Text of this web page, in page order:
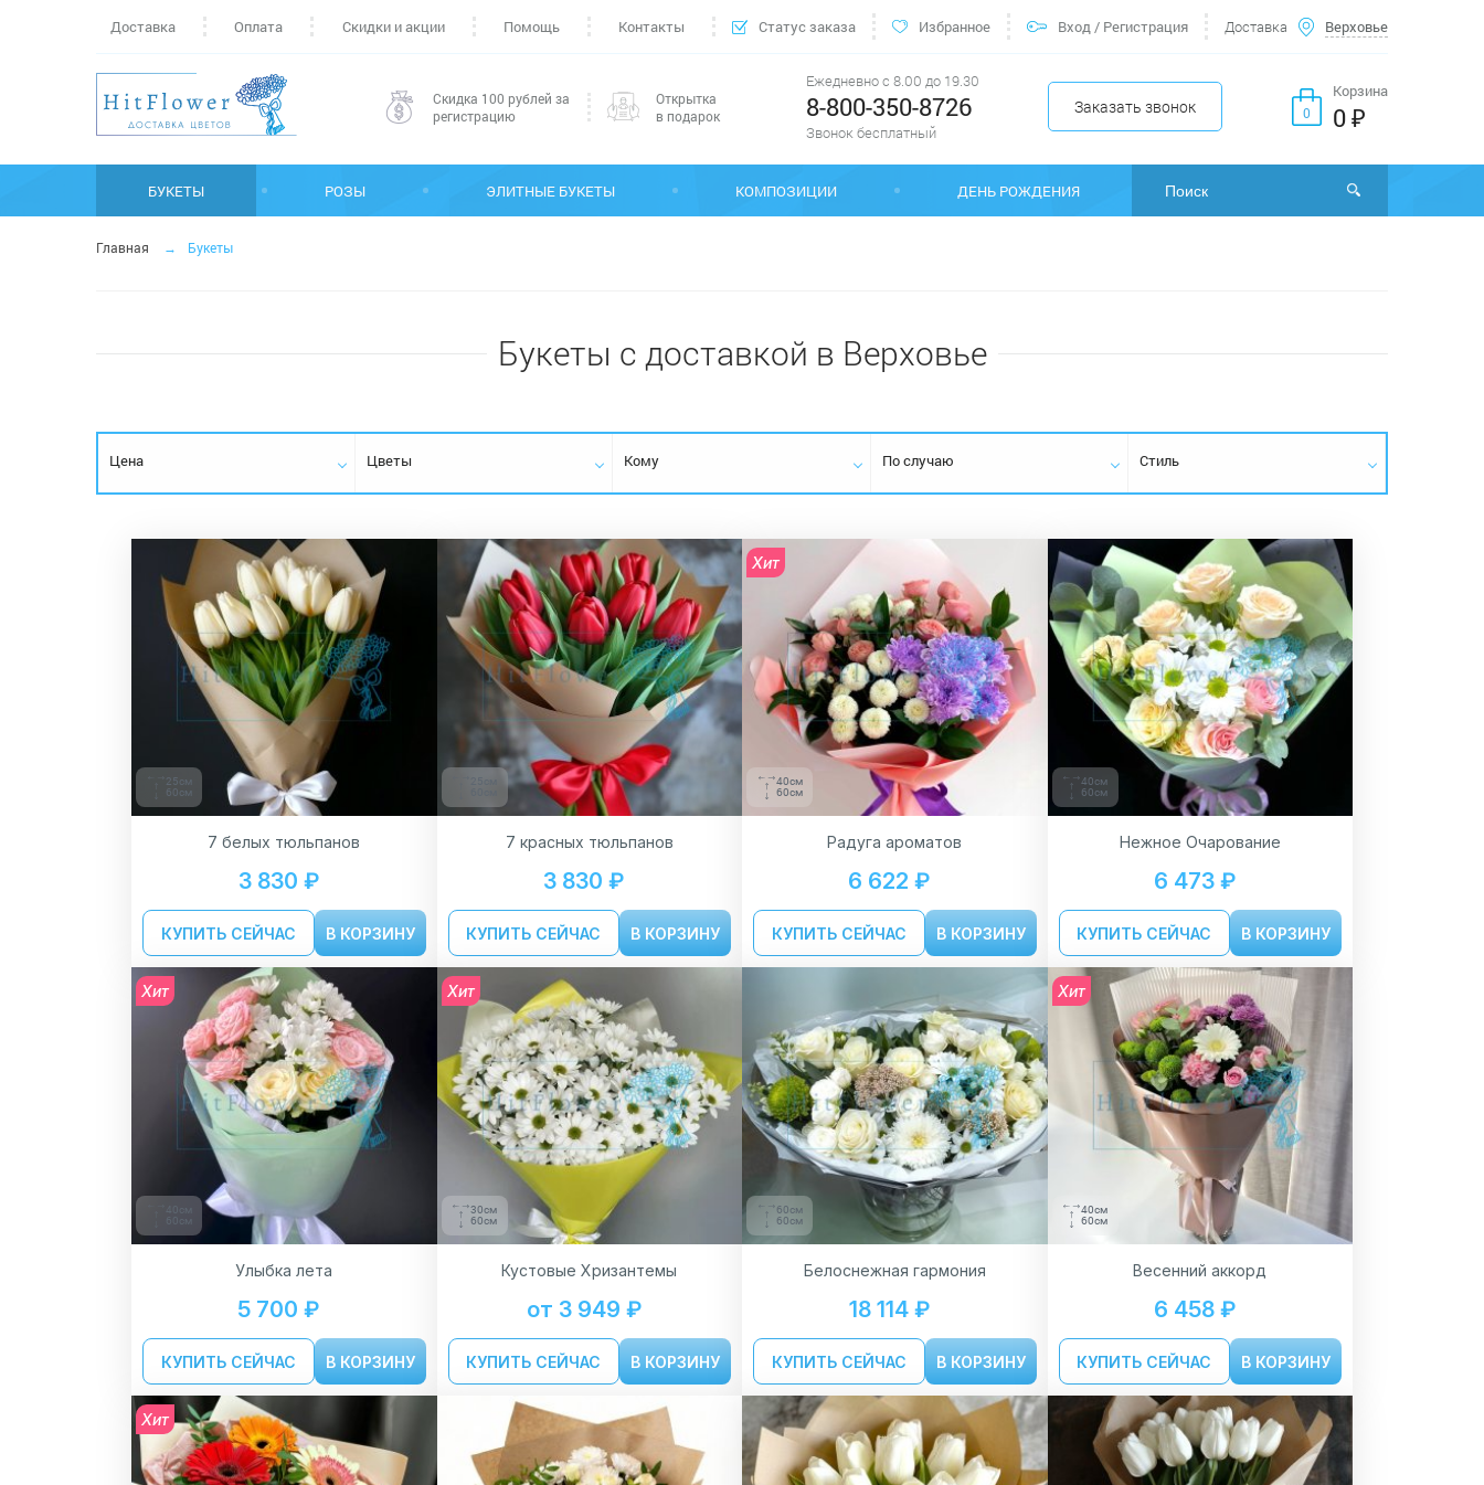
Доставка Оплата Скидки и акции Помощь Контакты Статус заказа Избранное Вход/ Регистрация Доставка Верховье
Скидка 100 рублей за
регистрацию
Открытка
в подарок
Ежедневно с 8.00 до 19.30
8-800-350-8726
Звонок бесплатный
Заказать звонок 0
Корзина
0 ₽
БУКЕТЫ РОЗЫ ЭЛИТНЫЕ БУКЕТЫ КОМПОЗИЦИИ ДЕНЬ РОЖДЕНИЯ
Главная Букеты
Букеты с доставкой в Верховье
Цена Цветы Кому По случаю Стиль
25см
60см
7 белых тюльпанов
3 830 ₽
КУПИТЬ СЕЙЧАС В КОРЗИНУ
7 красных тюльпанов
3 830 ₽
КУПИТЬ СЕЙЧАС В КОРЗИНУ
Хит
40см
60см
Радуга ароматов
6 622 ₽
КУПИТЬ СЕЙЧАС В КОРЗИНУ
40см
60см
Нежное Очарование
6 473 ₽
КУПИТЬ СЕЙЧАС В КОРЗИНУ
Хит
40см
60см
Улыбка лета
5 700 ₽
КУПИТЬ СЕЙЧАС В КОРЗИНУ
Хит
30см
60см
Кустовые Хризантемы
от 3 949 ₽
КУПИТЬ СЕЙЧАС В КОРЗИНУ
60см
60см
Белоснежная гармония
18 114 ₽
КУПИТЬ СЕЙЧАС В КОРЗИНУ
Хит
40см
60см
Весенний аккорд
6 458 ₽
КУПИТЬ СЕЙЧАС В КОРЗИНУ
Хит